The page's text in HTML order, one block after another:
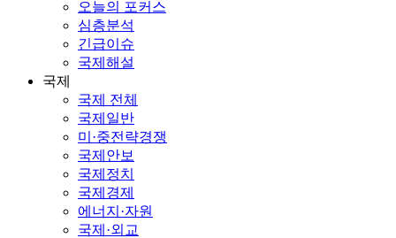
오늘의 포커스
심층분석
긴급이슈
국제해설
국제
국제 전체
국제일반
미·중전략경쟁
국제안보
국제정치
국제경제
에너지·자원
국제·외교